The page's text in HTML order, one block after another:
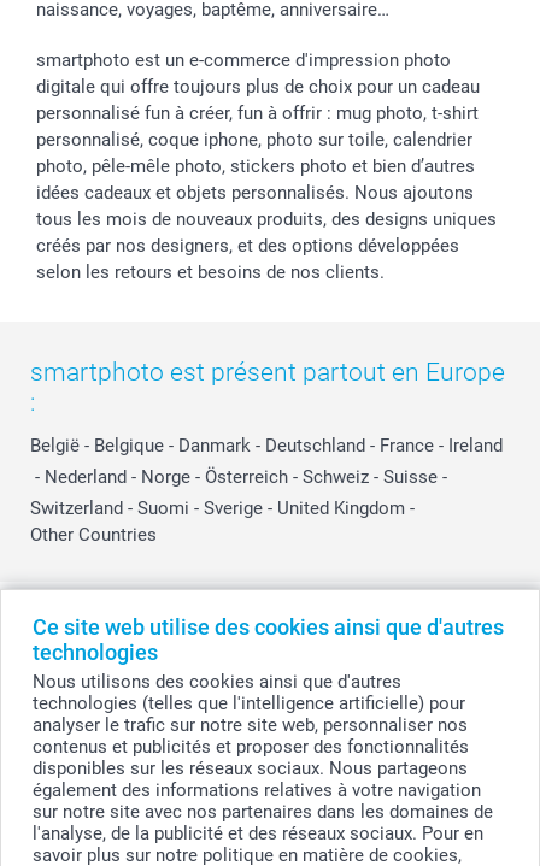
Ce site web utilise des cookies ainsi que d'autres
technologies
Nous utilisons des cookies ainsi que d'autres
technologies (telles que l'intelligence artificielle) pour
analyser le trafic sur notre site web, personnaliser nos
contenus et publicités et proposer des fonctionnalités
disponibles sur les réseaux sociaux. Nous partageons
également des informations relatives à votre navigation
sur notre site avec nos partenaires dans les domaines de
l'analyse, de la publicité et des réseaux sociaux. Pour en
savoir plus sur notre politique en matière de cookies,
naissance, voyages, baptême, anniversaire…
smartphoto est un e-commerce d'impression photo
digitale qui offre toujours plus de choix pour un cadeau
personnalisé fun à créer, fun à offrir : mug photo, t-shirt
personnalisé, coque iphone, photo sur toile, calendrier
photo, pêle-mêle photo, stickers photo et bien d’autres
idées cadeaux et objets personnalisés. Nous ajoutons
tous les mois de nouveaux produits, des designs uniques
créés par nos designers, et des options développées
selon les retours et besoins de nos clients.
smartphoto est présent partout en Europe
:
België - Belgique - Danmark - Deutschland - France - Ireland
- Nederland - Norge - Österreich - Schweiz - Suisse -
Switzerland - Suomi - Sverige - United Kingdom -
Other Countries
© smartphoto group. Tous droits réservés
smartphoto group SA.
Siège social : Kwatrechtsteenweg 160, 9230 Wetteren, Belgique
Numéro de TVA BE 0405.706.755
Numéro d'entreprise 0405.706.755.
Coordonnées bancaires: IBAN BE71 2850 2711 5569 - BIC: GEBABEBB
Tous les prix sont en EURO (€), TVA incluse et hors frais de port.